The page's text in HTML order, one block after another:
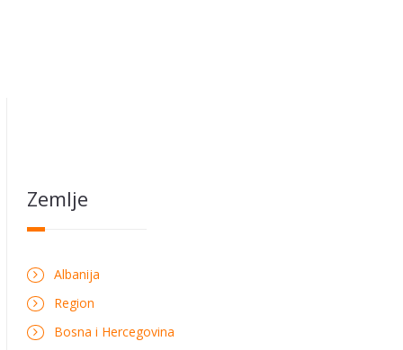
Zemlje
Albanija
Region
Bosna i Hercegovina